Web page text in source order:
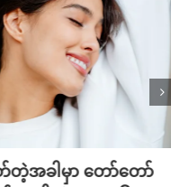
တဲ့အခါမှာ တော်တော်